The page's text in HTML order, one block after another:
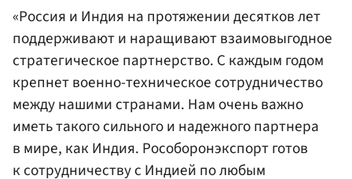
«Россия и Индия на протяжении десятков лет
поддерживают и наращивают взаимовыгодное
стратегическое партнерство. С каждым годом
крепнет военно-техническое сотрудничество
между нашими странами. Нам очень важно
иметь такого сильного и надежного партнера
в мире, как Индия. Рособоронэкспорт готов
к сотрудничеству с Индией по любым